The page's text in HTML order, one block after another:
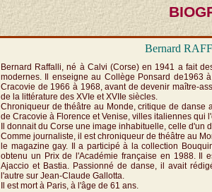
Bernard
Bernard Raffalli, né à Calvi (Corse) en 1941 a fait
modernes. Il enseigne au Collège Ponsard de1963
Cracovie de 1966 à 1968, avant de devenir maître-
de la littérature des XVIe et XVIIe siècles.
Chroniqueur de théâtre au Monde, critique de danse
de Cracovie à Florence et Venise, villes italiennes qui
Il donnait du Corse une image inhabituelle, celle d'un
Comme journaliste, il est chroniqueur de théâtre au
le magazine gay. Il a participé à la collection
obtenu un Prix de l'Académie française en 1988. Il
Ajaccio et Bastia. Passionné de danse, il avait
l'autre sur Jean-Claude Gallotta.
Il est mort à Paris, à l'âge de 61 ans.